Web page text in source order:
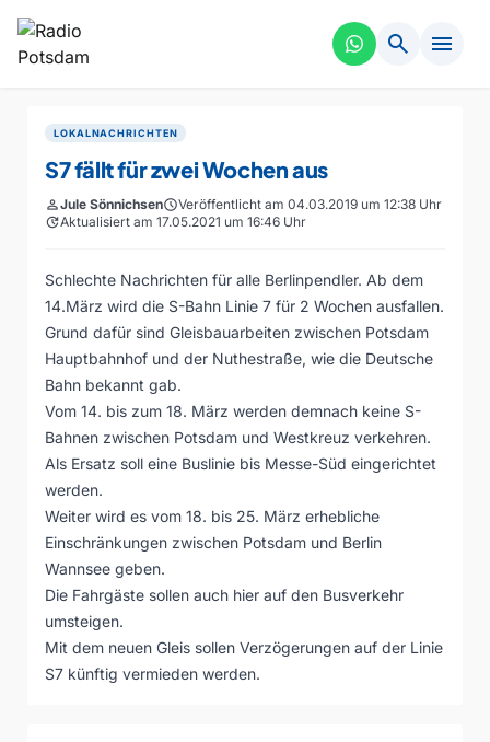
search menu
LOKALNACHRICHTEN
S7 fällt für zwei Wochen aus
personJule SönnichsenscheduleVeröffentlicht am 04.03.2019 um 12:38 Uhr
updateAktualisiert am 17.05.2021 um 16:46 Uhr
Schlechte Nachrichten für alle Berlinpendler. Ab dem
14.März wird die S-Bahn Linie 7 für 2 Wochen ausfallen.
Grund dafür sind Gleisbauarbeiten zwischen Potsdam
Hauptbahnhof und der Nuthestraße, wie die Deutsche
Bahn bekannt gab.
Vom 14. bis zum 18. März werden demnach keine S-
Bahnen zwischen Potsdam und Westkreuz verkehren.
Als Ersatz soll eine Buslinie bis Messe-Süd eingerichtet
werden.
Weiter wird es vom 18. bis 25. März erhebliche
Einschränkungen zwischen Potsdam und Berlin
Wannsee geben.
Die Fahrgäste sollen auch hier auf den Busverkehr
umsteigen.
Mit dem neuen Gleis sollen Verzögerungen auf der Linie
S7 künftig vermieden werden.